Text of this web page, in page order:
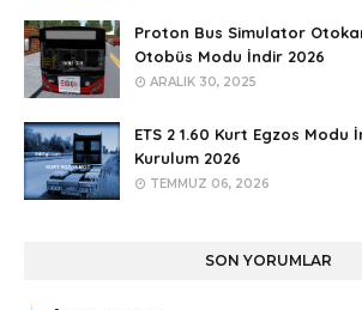
Proton Bus Simulator
Otobüs Modu İndir 2026
ARALIK 30, 2025
ETS 2 1.60 Kurt Egzos Modu
Kurulum 2026
TEMMUZ 06, 2026
SON YORUMLAR